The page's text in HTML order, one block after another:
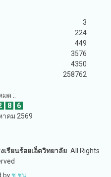
3
224
449
3576
4350
258762
มด ::
8
6
าคม 2569
เรียนร้อยเอ็ดวิทยาลัย All Rights
by ช.ชน